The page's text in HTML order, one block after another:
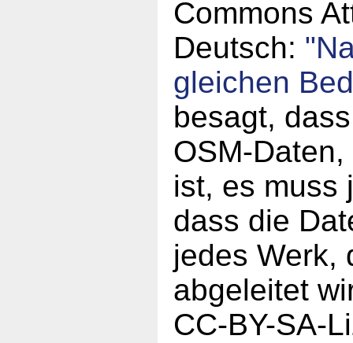
Commons
Deutsch:
gleichen
besagt,
OSM-
ist, es muss
dass die
jedes Werk,
abgeleitet
CC-BY-SA-